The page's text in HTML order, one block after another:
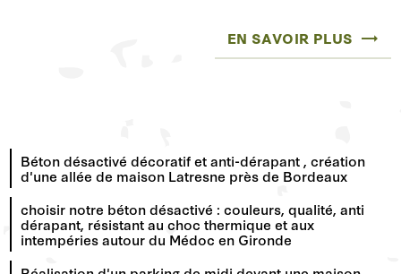
EN SAVOIR PLUS
Béton désactivé décoratif et anti-dérapant , création
d'une allée de maison Latresne près de Bordeaux
choisir notre béton désactivé : couleurs, qualité, anti
dérapant, résistant au choc thermique et aux
intempéries autour du Médoc en Gironde